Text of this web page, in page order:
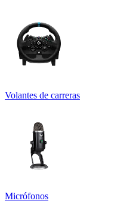
Volantes de carreras
Micrófonos